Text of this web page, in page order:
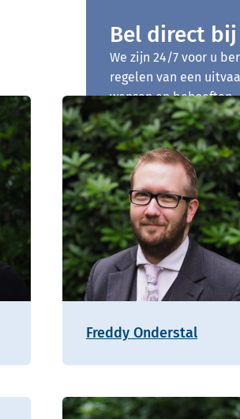
Bel direct
We zijn 24/7 voor u
regelen van een
wensen en behoeften.
024 - 890 96 57
Freddy Onderstal